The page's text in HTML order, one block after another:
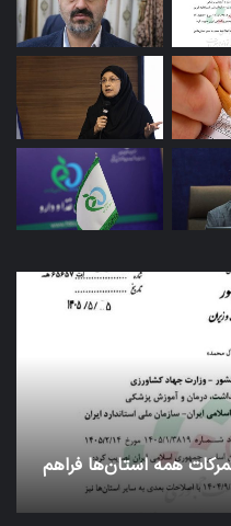
و
دارو
با
بدرقه
رئیس
سازمان
عازم
1 هفته پیش
کاروان اربعین سازمان
عتبات عالیات شد.